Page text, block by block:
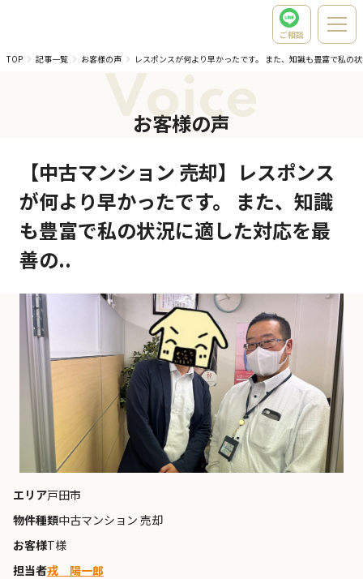
ご相談
TOP
記事一覧 お客様の声 レスポンスが何より早かったです。 また、知識も豊富で私の
Voice
お客様の声
【中古マンション 売却】レスポンス
が何より早かったです。 また、知識
も豊富で私の状況に適した対応を最
善の..
エリア戸田市
物件種類中古マンション 売却
お客様T様
担当者戎 陽一郎